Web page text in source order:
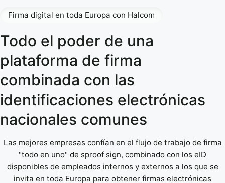
Todo el poder de una
plataforma de firma
combinada con las
identificaciones electrónicas
nacionales comunes
Las mejores empresas confían en el flujo de trabajo de firma
"todo en uno" de sproof sign, combinado con los eID
disponibles de empleados internos y externos a los que se
invita en toda Europa para obtener firmas electrónicas
Firma digital en toda Europa con Halcom